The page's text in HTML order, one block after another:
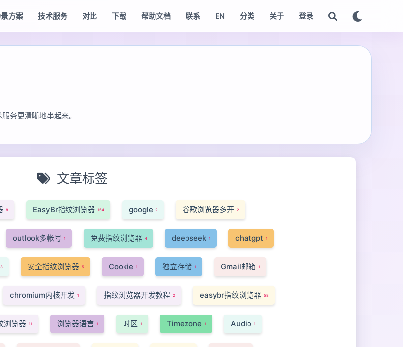
方案 技术服务 对比 下载 帮助文档 联系 EN 分类 关于 登录
务更清晰地串起来。
文章标签
8 EasyBr指纹浏览器 154 google 2 谷歌浏览器多开 2
outlook多帐号 1 免费指纹浏览器 4 deepseek 1 chatgpt 1
3 安全指纹浏览器 5 Cookie 1 独立存储 1 Gmail邮箱 1
chromium内核开发 1 指纹浏览器开发教程 2 easybr指纹浏览器 58
浏览器 11 浏览器语言 1 时区 1 Timezone 1 Audio 1